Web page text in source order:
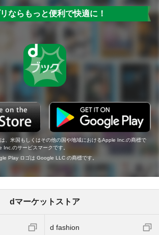
ならもっと便利で快適に！
、米国もしくはその他の国や地域におけるApple Inc.の商標で
のサービスマークです。
Play ロゴは Google LLC の商標です。
dマーケットストア
d fashion